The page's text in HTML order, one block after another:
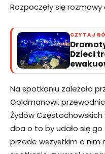
Rozpoczęły się
CZYTAJ
Dzieci
Na spotkaniu zależało
Goldmanowi,
Żydów Częstochowskich
dba o to by udało się
przede wszystkim o nim